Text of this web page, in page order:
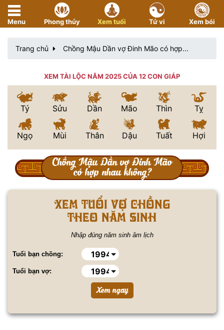
Menu Phong thủy Xem tuổi Tử vi Xem bói
Trang chủ Chồng Mậu Dần vợ Đinh Mão có hợp...
XEM TÀI LỘC NĂM 2025 CỦA 12 CON GIÁP
Tý Sửu Dần Mão Thìn Tỵ
Ngọ Mùi Thân Dậu Tuất Hợi
Chồng Mậu Dần vợ Đinh Mão
có hợp nhau không?
Xem tuổi vợ chồng
theo năm sinh
Nhập đúng năm sinh âm lịch
Tuổi bạn chồng:
Tuổi bạn vợ: